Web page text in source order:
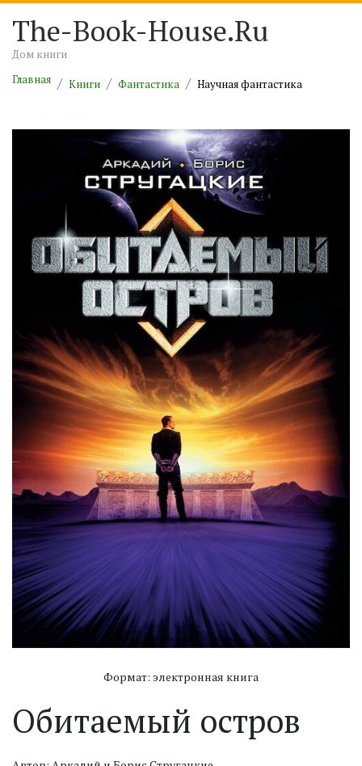
The-Book-House.Ru
Дом книги
Главная
Книги Фантастика Научная фантастика
Формат: электронная книга
Обитаемый остров